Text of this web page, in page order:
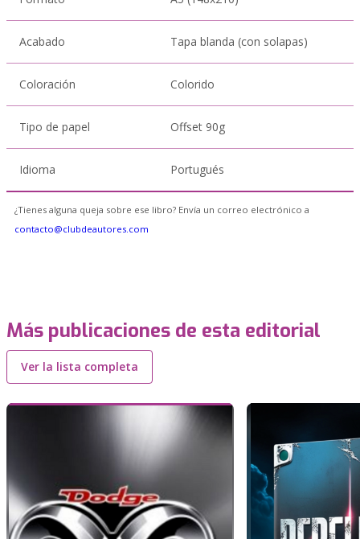
Acabado Tapa blanda (con solapas)
Coloración Colorido
Tipo de papel Offset 90g
Idioma Portugués
¿Tienes alguna queja sobre ese libro? Envía un correo electrónico a
contacto@clubdeautores.com
Más publicaciones de esta editorial
Ver la lista completa